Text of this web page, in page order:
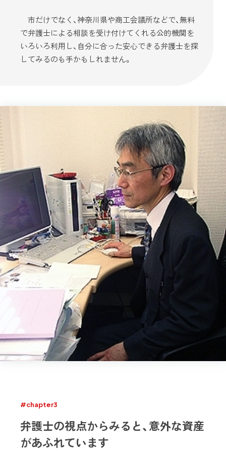
市だけでなく、神奈川県や商工会議所などで、無料
で弁護士による相談を受け付けてくれる公的機関を
いろいろ利用し、自分に合った安心できる弁護士を探
してみるのも手かもしれません。
#chapter3
弁護士の視点からみると、意外な資産
があふれています